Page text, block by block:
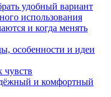
удобный вариант
использования
и когда менять
особенности и идеи
чувств
и комфортный